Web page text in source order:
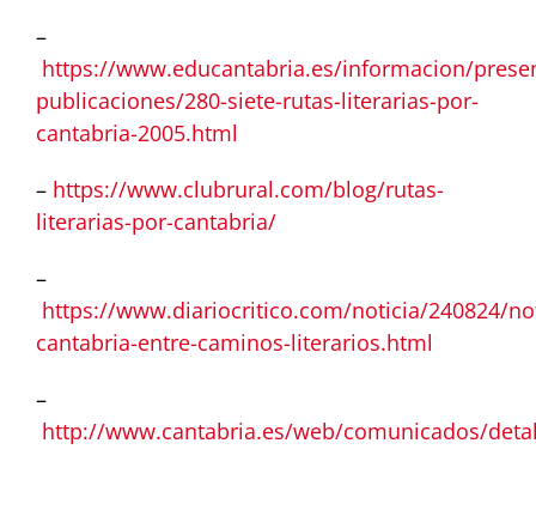
–
https://www.educantabria.es/informacion/
publicaciones/280-siete-rutas-literarias-por-
cantabria-2005.html
– https://www.clubrural.com/blog/rutas-
literarias-por-cantabria/
–
https://www.diariocritico.com/noticia/240824/
cantabria-entre-caminos-literarios.html
–
http://www.cantabria.es/web/comunicados/